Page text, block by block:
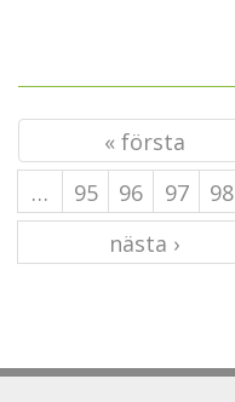
« första
…
95 96 97 98
nästa ›